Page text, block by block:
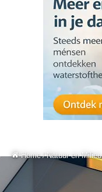
Home / Natuur en Milieu